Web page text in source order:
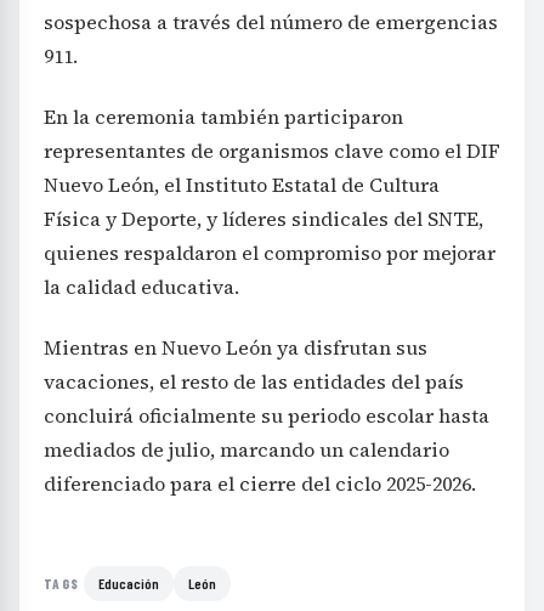
sospechosa a través del número de emergencias
911.
En la ceremonia también participaron
representantes de organismos clave como el DIF
Nuevo León, el Instituto Estatal de Cultura
Física y Deporte, y líderes sindicales del SNTE,
quienes respaldaron el compromiso por mejorar
la calidad educativa.
Mientras en Nuevo León ya disfrutan sus
vacaciones, el resto de las entidades del país
concluirá oficialmente su periodo escolar hasta
mediados de julio, marcando un calendario
diferenciado para el cierre del ciclo 2025-2026.
TAGS Educación León